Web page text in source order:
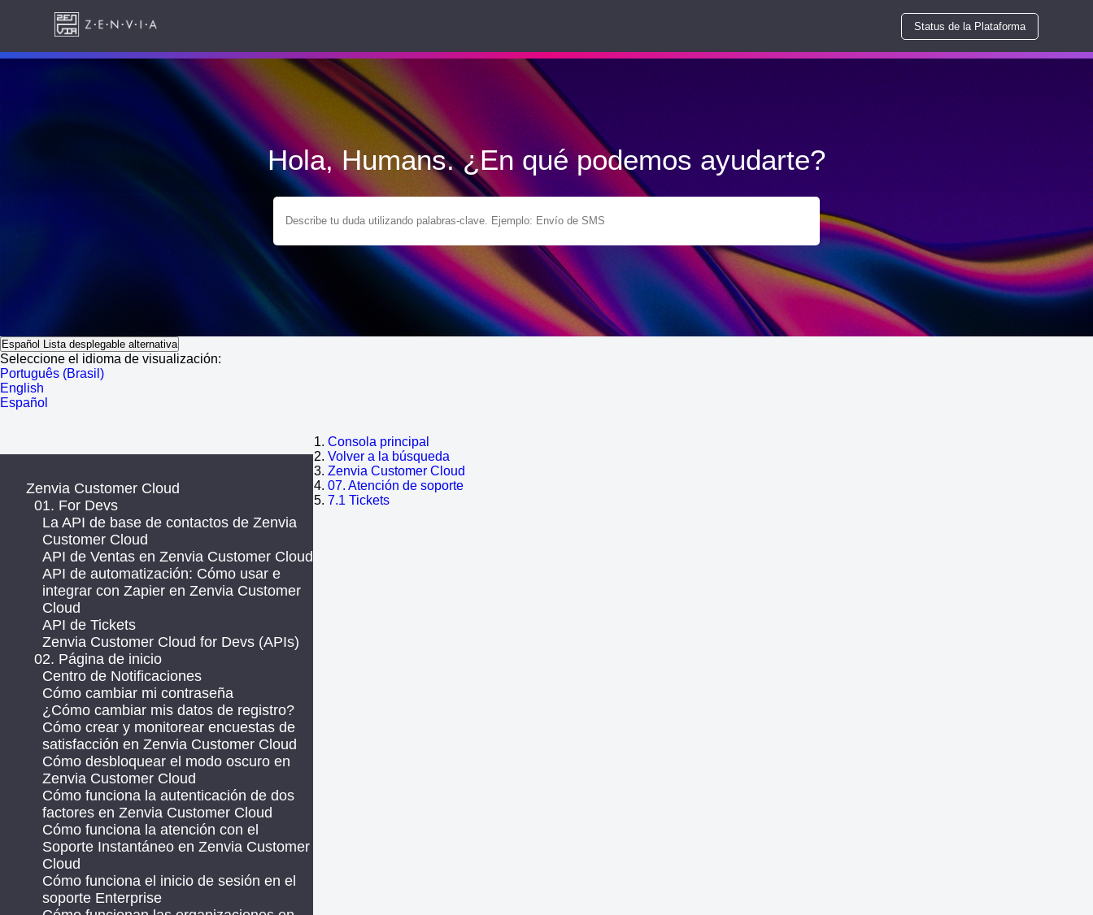
Status de la Plataforma
Hola, Humans. ¿En qué podemos ayudarte?
Español Lista desplegable alternativa
Seleccione el idioma de visualización:
Português (Brasil)
English
Español
Consola principal
Volver a la búsqueda
Zenvia Customer Cloud
07. Atención de soporte
7.1 Tickets
Zenvia Customer Cloud
01. For Devs
La API de base de contactos de Zenvia
Customer Cloud
API de Ventas en Zenvia Customer Cloud
API de automatización: Cómo usar e
integrar con Zapier en Zenvia Customer
Cloud
API de Tickets
Zenvia Customer Cloud for Devs (APIs)
02. Página de inicio
Centro de Notificaciones
Cómo cambiar mi contraseña
¿Cómo cambiar mis datos de registro?
Cómo crear y monitorear encuestas de
satisfacción en Zenvia Customer Cloud
Cómo desbloquear el modo oscuro en
Zenvia Customer Cloud
Cómo funciona la autenticación de dos
factores en Zenvia Customer Cloud
Cómo funciona la atención con el
Soporte Instantáneo en Zenvia Customer
Cloud
Cómo funciona el inicio de sesión en el
soporte Enterprise